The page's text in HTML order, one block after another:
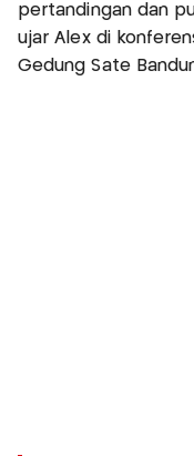
pertandingan dan
ujar Alex di
Gedung Sate